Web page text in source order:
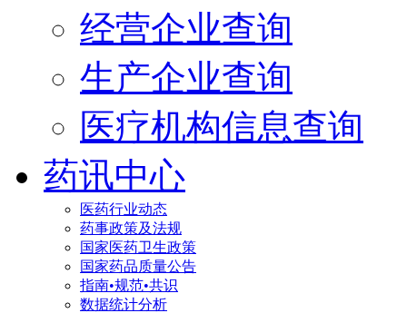
经营企业查询
生产企业查询
医疗机构信息查询
药讯中心
医药行业动态
药事政策及法规
国家医药卫生政策
国家药品质量公告
指南•规范•共识
数据统计分析